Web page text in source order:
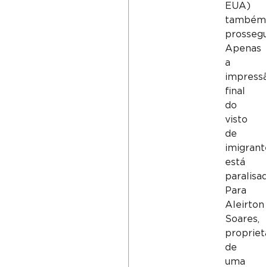
EUA)
também
Apenas
a
final
do
visto
de
está
Para
Aleirton
Soares,
de
uma